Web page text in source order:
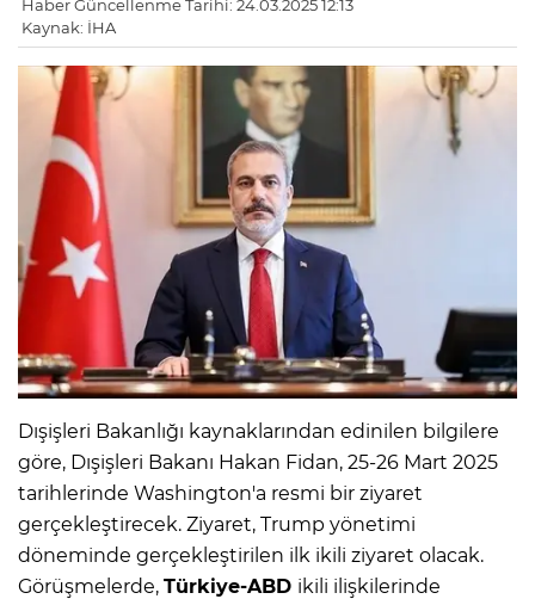
Haber Güncellenme Tarihi: 24.03.2025 12:13
Kaynak: İHA
Dışişleri Bakanlığı kaynaklarından edinilen bilgilere
göre, Dışişleri Bakanı Hakan Fidan, 25-26 Mart 2025
tarihlerinde Washington'a resmi bir ziyaret
gerçekleştirecek. Ziyaret, Trump yönetimi
döneminde gerçekleştirilen ilk ikili ziyaret olacak.
Görüşmelerde, Türkiye-ABD ikili ilişkilerinde